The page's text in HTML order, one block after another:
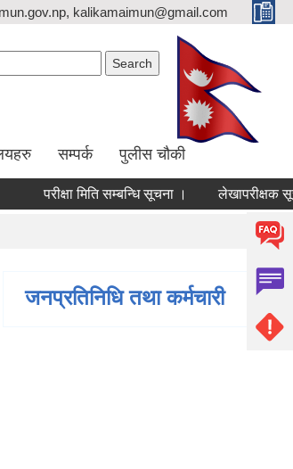
kalikamaimun@gmail.com
सम्पर्क पुलीस चौकी
परीक्षा मिति सम्बन्धि सूचना । लेखापरीक्षक
जनप्रतिनिधि तथा कर्मचारी